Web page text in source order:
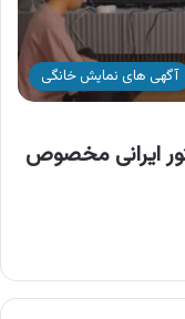
آگهی های نمایش خانگی
ایرانی مخصوص